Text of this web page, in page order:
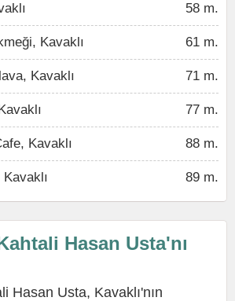
58 m.
Kavaklı 61 m.
Kavaklı 71 m.
77 m.
Kavaklı 88 m.
89 m.
Hasan Usta'nı
Hasan Usta, Kavaklı'nın